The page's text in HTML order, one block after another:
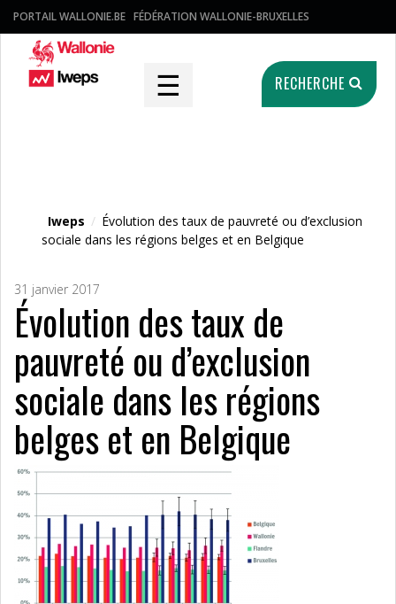
PORTAIL WALLONIE.BE FÉDÉRATION WALLONIE-BRUXELLES
☰ RECHERCHE
Iweps / Évolution des taux de pauvreté ou d’exclusion
sociale dans les régions belges et en Belgique
31 janvier 2017
Évolution des taux de
pauvreté ou d’exclusion
sociale dans les régions
belges et en Belgique